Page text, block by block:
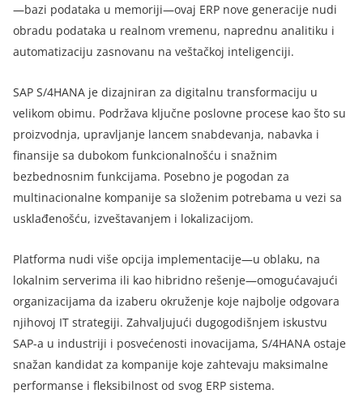
—bazi podataka u memoriji—ovaj ERP nove generacije nudi
obradu podataka u realnom vremenu, naprednu analitiku i
automatizaciju zasnovanu na veštačkoj inteligenciji.
SAP S/4HANA je dizajniran za digitalnu transformaciju u
velikom obimu. Podržava ključne poslovne procese kao što su
proizvodnja, upravljanje lancem snabdevanja, nabavka i
finansije sa dubokom funkcionalnošću i snažnim
bezbednosnim funkcijama. Posebno je pogodan za
multinacionalne kompanije sa složenim potrebama u vezi sa
usklađenošću, izveštavanjem i lokalizacijom.
Platforma nudi više opcija implementacije—u oblaku, na
lokalnim serverima ili kao hibridno rešenje—omogućavajući
organizacijama da izaberu okruženje koje najbolje odgovara
njihovoj IT strategiji. Zahvaljujući dugogodišnjem iskustvu
SAP-a u industriji i posvećenosti inovacijama, S/4HANA ostaje
snažan kandidat za kompanije koje zahtevaju maksimalne
performanse i fleksibilnost od svog ERP sistema.